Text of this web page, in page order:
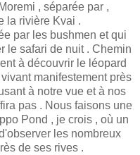
, séparée par ,
la rivière Kvai .
par les bushmen et qui
le safari de nuit . Chemin
à découvrir le léopard
manifestement près
à notre vue et à nos
pas . Nous faisons une
Pond , je crois , où un
les nombreux
de ses rives .